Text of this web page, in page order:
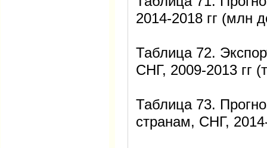
2014-2018 гг (млн
Таблица 72.
СНГ, 2009-2013 гг
Таблица 73.
странам, СНГ,